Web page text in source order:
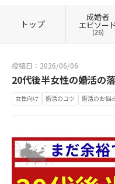
トップ
成婚者
エピソード
(26)
投稿日：2026/06/06
20代後半女性の婚活の
女性向け 婚活のコツ 婚活のお悩